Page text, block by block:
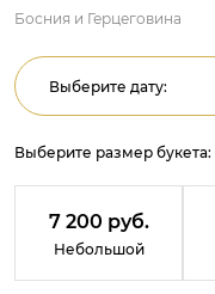
Босния и Герцеговина
Выберите дату:
Выберите размер букета:
7 200 руб.
Небольшой